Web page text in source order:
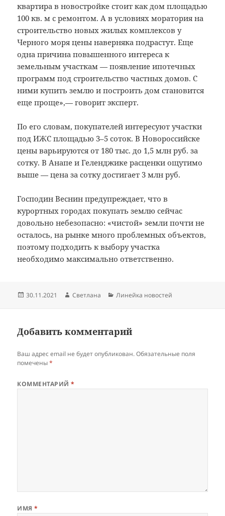
квартира в новостройке стоит как дом площадью
100 кв. м с ремонтом. А в условиях моратория на
строительство новых жилых комплексов у
Черного моря цены наверняка подрастут. Еще
одна причина повышенного интереса к
земельным участкам — появление ипотечных
программ под строительство частных домов. С
ними купить землю и построить дом становится
еще проще»,— говорит эксперт.
По его словам, покупателей интересуют участки
под ИЖС площадью 3–5 соток. В Новороссийске
цены варьируются от 180 тыс. до 1,5 млн руб. за
сотку. В Анапе и Геленджике расценки ощутимо
выше — цена за сотку достигает 3 млн руб.
Господин Веснин предупреждает, что в
курортных городах покупать землю сейчас
довольно небезопасно: «чистой» земли почти не
осталось, на рынке много проблемных объектов,
поэтому подходить к выбору участка
необходимо максимально ответственно.
Опубликовано
30.11.2021 Автор
Светлана Рубрики
Линейка новостей
Добавить комментарий
Ваш адрес email не будет опубликован. Обязательные поля
помечены*
КОММЕНТАРИЙ*
ИМЯ*